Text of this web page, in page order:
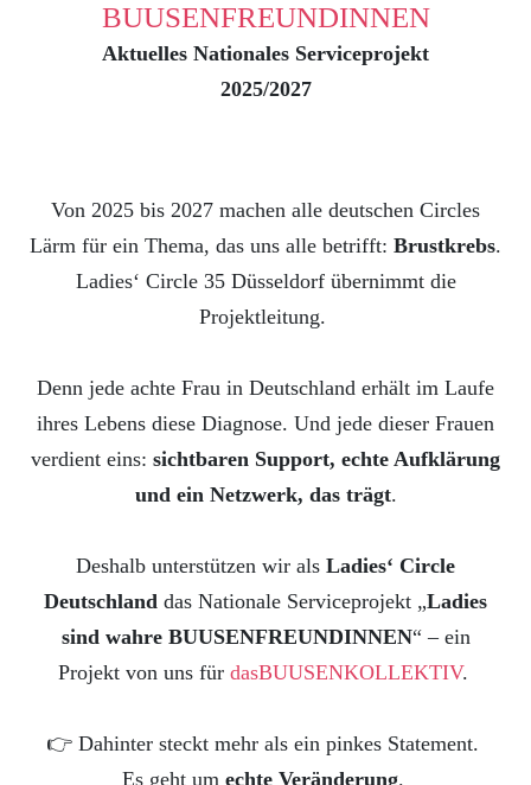
BUUSENFREUNDINNEN
Aktuelles Nationales Serviceprojekt
2025/2027
Von 2025 bis 2027 machen alle deutschen Circles
Lärm für ein Thema, das uns alle betrifft: Brustkrebs.
Ladies‘ Circle 35 Düsseldorf übernimmt die
Projektleitung.
Denn jede achte Frau in Deutschland erhält im Laufe
ihres Lebens diese Diagnose. Und jede dieser Frauen
verdient eins: sichtbaren Support, echte Aufklärung
und ein Netzwerk, das trägt.
Deshalb unterstützen wir als Ladies‘ Circle
Deutschland das Nationale Serviceprojekt „Ladies
sind wahre BUUSENFREUNDINNEN“ – ein
Projekt von uns für dasBUUSENKOLLEKTIV.
👉 Dahinter steckt mehr als ein pinkes Statement.
Es geht um echte Veränderung.